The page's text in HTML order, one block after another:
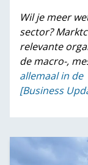
Wil je meer
sector?
relevante
de macro-,
allemaal in de
[Business